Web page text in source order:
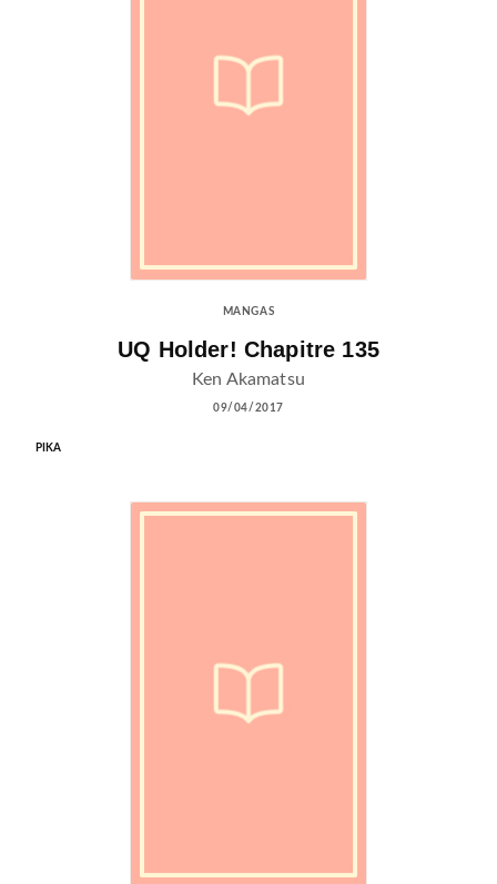
MANGAS
UQ Holder! Chapitre 135
Ken Akamatsu
09/04/2017
PIKA